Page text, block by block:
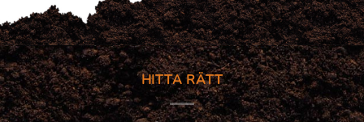
HITTA RÄTT